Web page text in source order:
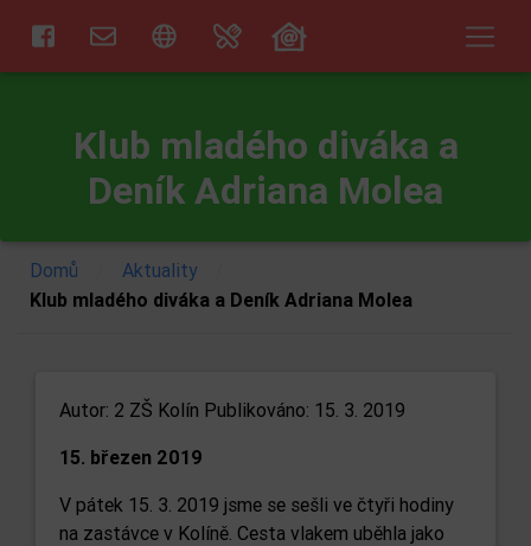
Klub mladého diváka a
Deník Adriana Molea
Domů Aktuality
Klub mladého diváka a Deník Adriana Molea
Autor: 2 ZŠ Kolín Publikováno: 15. 3. 2019
15. březen 2019
V pátek 15. 3. 2019 jsme se sešli ve čtyři hodiny
na zastávce v Kolíně. Cesta vlakem uběhla jako